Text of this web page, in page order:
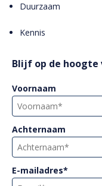
Duurzaam
Kennis
Blijf op de hoogte
Voornaam
Achternaam
E-mailadres*